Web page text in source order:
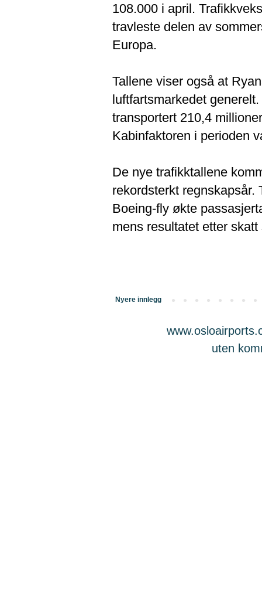
108.000 i april.
travleste delen av
Europa.
Tallene viser også at
luftfartsmarkedet
transportert 210,4
Kabinfaktoren i perioden
De nye trafikktallene
rekordsterkt regnskapsår.
Boeing-fly økte
mens resultatet etter
Nyere innlegg
uten